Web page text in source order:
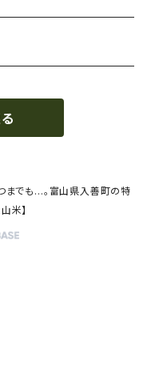
でも…。富山県入善町の特
米】